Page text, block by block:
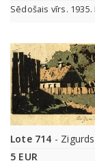
Sēdošais vīrs.
Lote 714 -
5 EUR